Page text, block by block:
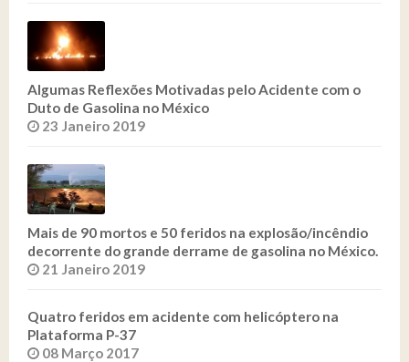
Algumas Reflexões Motivadas pelo Acidente com o
Duto de Gasolina no México
23 Janeiro 2019
Mais de 90 mortos e 50 feridos na explosão/incêndio
decorrente do grande derrame de gasolina no México.
21 Janeiro 2019
Quatro feridos em acidente com helicóptero na
Plataforma P-37
08 Março 2017